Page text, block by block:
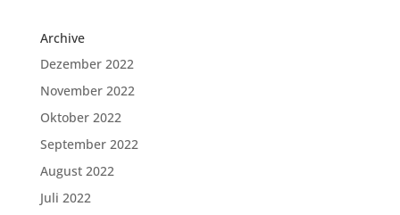
Archive
Dezember 2022
November 2022
Oktober 2022
September 2022
August 2022
Juli 2022